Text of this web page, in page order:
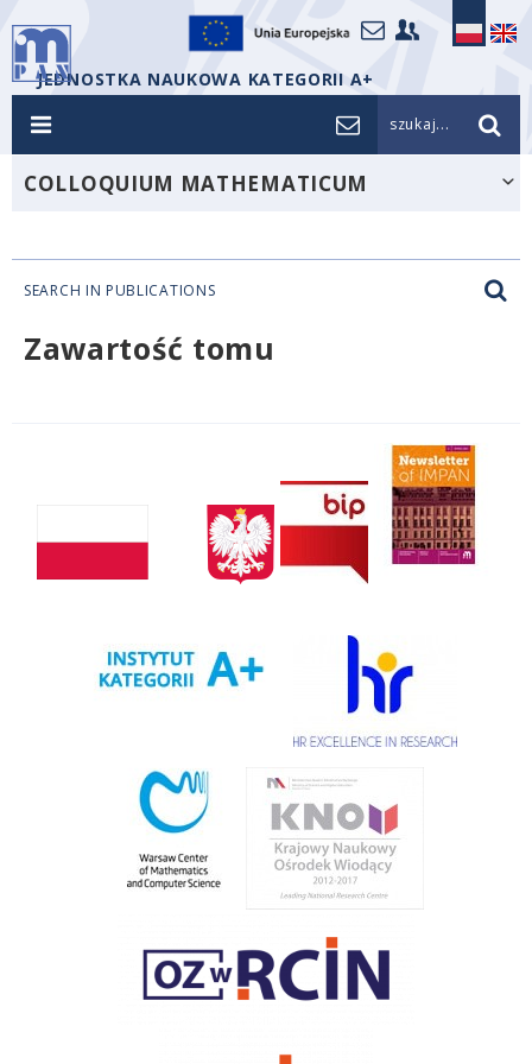
JEDNOSTKA NAUKOWA KATEGORII A+
szukaj...
COLLOQUIUM MATHEMATICUM
SEARCH IN PUBLICATIONS
Zawartość tomu